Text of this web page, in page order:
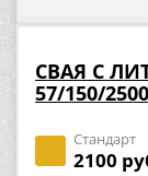
СВАЯ С
57/150/2500
Стандарт
2100